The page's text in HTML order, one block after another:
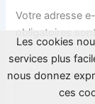
Votre adresse
obligatoires
Écrivez
ici…
Les cookies
services plus
nous donnez
ces